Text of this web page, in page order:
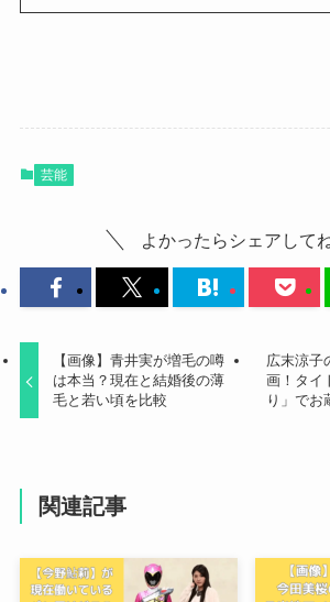
芸能
よかったらシェアして
【画像】青井実が増毛の噂
は本当？現在と結婚後の薄
毛と若い頃を比較
広末涼子
画！タイ
り」でお
関連記事